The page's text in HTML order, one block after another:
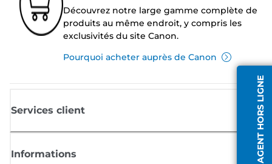
AGENT HORS LIGNE
Découvrez notre large gamme complète de
produits au même endroit, y compris les
exclusivités du site Canon.
Pourquoi acheter auprès de Canon
Services client
Informations